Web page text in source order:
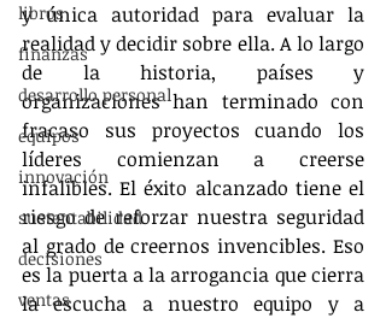
libros
finanzas
desarrollo personal
equipos
innovación
sustentabilidad
decisiones
ventas
y única autoridad para evaluar la
realidad y decidir sobre ella. A lo largo
de la historia, países y
organizaciones han terminado con
fracaso sus proyectos cuando los
líderes comienzan a creerse
infalibles. El éxito alcanzado tiene el
riesgo de reforzar nuestra seguridad
al grado de creernos invencibles. Eso
es la puerta a la arrogancia que cierra
la escucha a nuestro equipo y a